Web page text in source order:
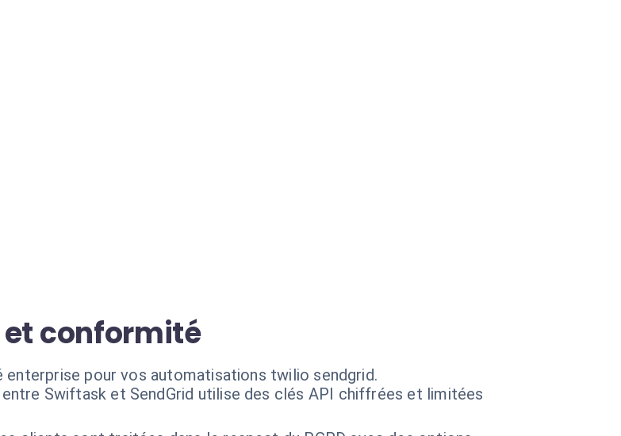
et conformité
pour vos automatisations twilio sendgrid.
entre Swiftask et SendGrid utilise des clés API chiffrées et limitées